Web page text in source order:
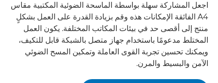
اجعل المشاركة سهلة بواسطة الماسحة الضوئية المكتبية مقاس
A4 الفائقة الإمكانات هذه وقم بزيادة القدرة على العمل بشكلٍ
منتج إلى أقصى حد في بيئات المكاتب المختلفة. يكون العمل
المختلط مدعومًا باستخدام جهاز متصل بالشبكة قابل للتكيف،
ويمكنك تحسين تجربة القوى العاملة وتمكين المسح الضوئي
الآمن والبسيط والمرن.